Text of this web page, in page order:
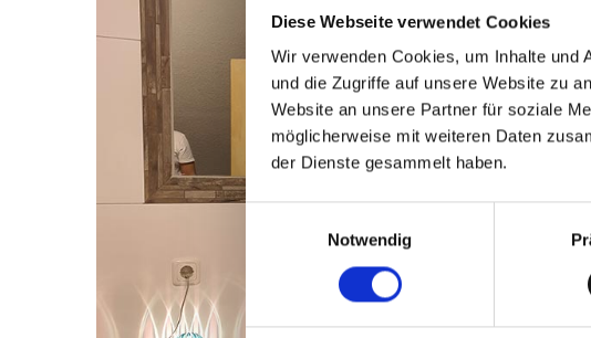
Diese Webseite verwendet Cookies
Wir verwenden Cookies, um Inhalte und
und die Zugriffe auf unsere Website zu
Website an unsere Partner für soziale
möglicherweise mit weiteren Daten
der Dienste gesammelt haben.
Notwendig